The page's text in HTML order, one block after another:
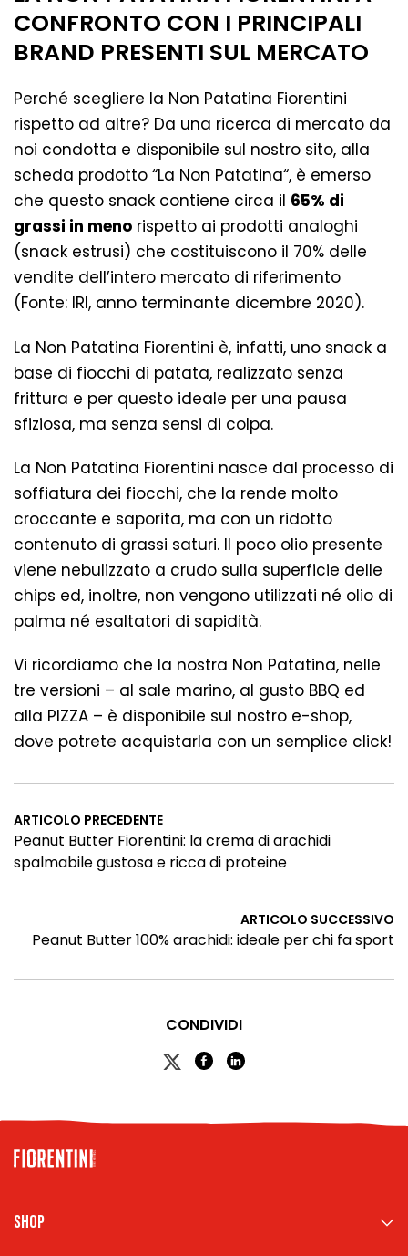
CONFRONTO CON I PRINCIPALI
BRAND PRESENTI SUL MERCATO
Perché scegliere la Non Patatina Fiorentini
rispetto ad altre? Da una ricerca di mercato da
noi condotta e disponibile sul nostro sito, alla
scheda prodotto “La Non Patatina“, è emerso
che questo snack contiene circa il 65% di
grassi in meno rispetto ai prodotti analoghi
(snack estrusi) che costituiscono il 70% delle
vendite dell’intero mercato di riferimento
(Fonte: IRI, anno terminante dicembre 2020).
La Non Patatina Fiorentini è, infatti, uno snack a
base di fiocchi di patata, realizzato senza
frittura e per questo ideale per una pausa
sfiziosa, ma senza sensi di colpa.
La Non Patatina Fiorentini nasce dal processo di
soffiatura dei fiocchi, che la rende molto
croccante e saporita, ma con un ridotto
contenuto di grassi saturi. Il poco olio presente
viene nebulizzato a crudo sulla superficie delle
chips ed, inoltre, non vengono utilizzati né olio di
palma né esaltatori di sapidità.
Vi ricordiamo che la nostra Non Patatina, nelle
tre versioni – al sale marino, al gusto BBQ ed
alla PIZZA – è disponibile sul nostro e-shop,
dove potrete acquistarla con un semplice click!
ARTICOLO PRECEDENTE
Peanut Butter Fiorentini: la crema di arachidi
spalmabile gustosa e ricca di proteine
ARTICOLO SUCCESSIVO
Peanut Butter 100% arachidi: ideale per chi fa sport
CONDIVIDI
Shop